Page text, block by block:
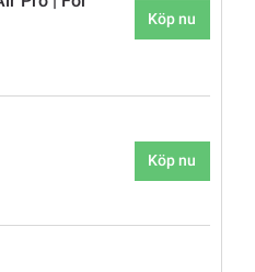
Köp nu
Köp nu